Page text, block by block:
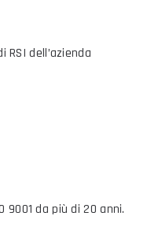
dell’azienda
9001 da più di 20 anni.